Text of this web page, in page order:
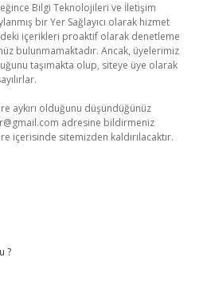
Bilgi Teknolojileri ve İletişim
bir Yer Sağlayıcı olarak hizmet
içerikleri proaktif olarak denetleme
bulunmamaktadır. Ancak, üyelerimiz
taşımakta olup, siteye üye olarak
aykırı olduğunu düşündüğünüz
adresine bildirmeniz
içerisinde sitemizden kaldırılacaktır.
?